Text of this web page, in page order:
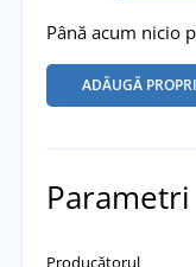
Până acum nicio
ADĂUGĂ
Parametri
Producătorul